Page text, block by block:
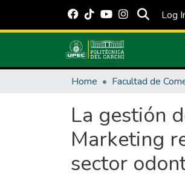
Log
Home
La gestión
Marketing
sector